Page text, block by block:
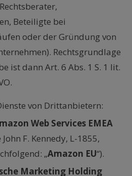
Beteiligte bei
oder der Gründung von
Rechtsgrundlage
ist dann Art. 6 Abs. 1 S. 1 lit.
von Drittanbietern:
Web Services EMEA
F. Kennedy, L-1855,
„Amazon EU“).
Marketing Holding